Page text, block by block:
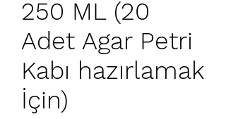
250 ML (20
Adet Agar Petri
Kabı hazırlamak
İçin)